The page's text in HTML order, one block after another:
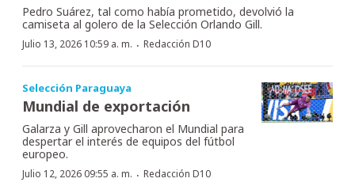
Pedro Suárez, tal como había prometido, devolvió la
camiseta al golero de la Selección Orlando Gill.
Julio 13, 2026 10:59 a. m. · Redacción D10
Selección Paraguaya
Mundial de exportación
Galarza y Gill aprovecharon el Mundial para
despertar el interés de equipos del fútbol
europeo.
Julio 12, 2026 09:55 a. m. · Redacción D10